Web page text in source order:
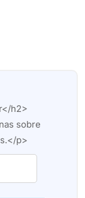
h2>
sobre
p>